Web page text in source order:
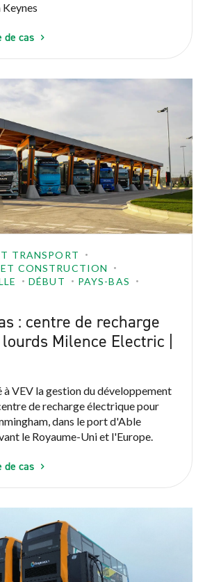
de cas
TRANSPORT
CONSTRUCTION
DÉBUT
PAYS-BAS
: centre de recharge
Milence Electric |
VEV la gestion du développement
de recharge électrique pour
dans le port d'Able
le Royaume-Uni et l'Europe.
de cas